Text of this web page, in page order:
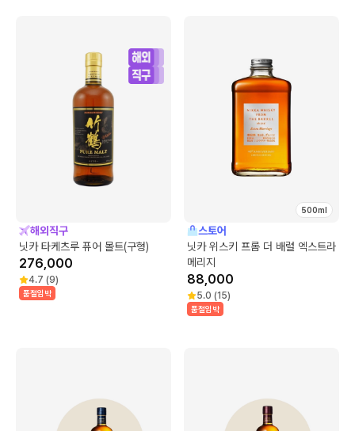
해외직구
닛카 타케츠루 퓨어 몰트(구형)
276,000
4.7 (9)
품절임박
500ml
스토어
닛카 위스키 프롬 더 배럴 엑스트라
메리지
88,000
5.0 (15)
품절임박